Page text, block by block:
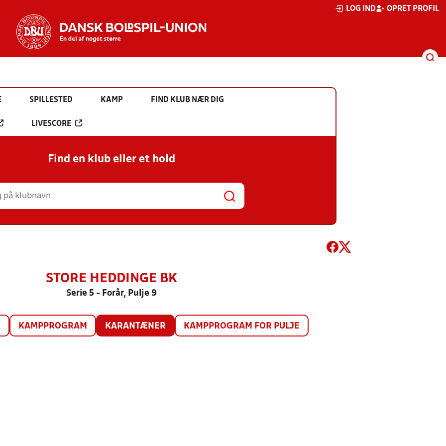
LOG IND OPRET PROFIL
SPILLESTED KAMP FIND KLUB NÆR DIG
LIVESCORE
Find en klub eller et hold
STORE HEDDINGE BK
Serie 5 - Forår, Pulje 9
KAMPPROGRAM KARANTÆNER KAMPPROGRAM FOR PULJE